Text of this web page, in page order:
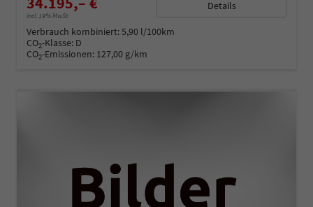
incl. 19% MwSt.
Details
Verbrauch kombiniert:5,90 l/100km
CO2-Klasse: D
CO2-Emissionen: 127,00 g/km